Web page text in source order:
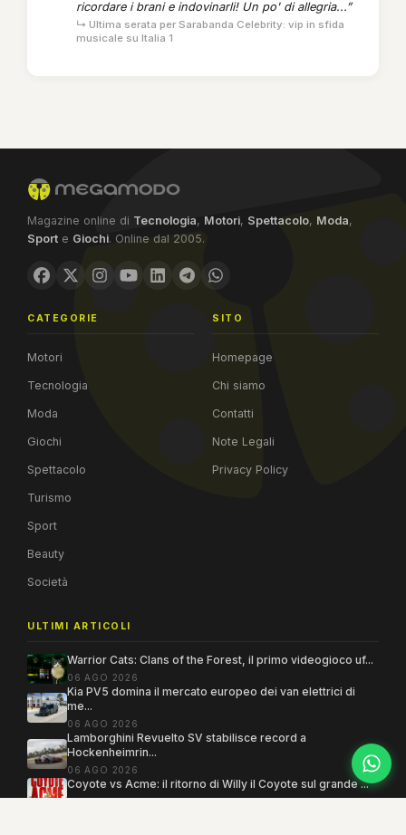
ricordare i brani e indovinarli! Un po' di allegria...”
↳ Ultima serata per Sarabanda Celebrity: vip in sfida
musicale su Italia 1
Magazine online di Tecnologia, Motori, Spettacolo, Moda,
Sport e Giochi. Online dal 2005.
CATEGORIE
Motori
Tecnologia
Moda
Giochi
Spettacolo
Turismo
Sport
Beauty
Società
SITO
Homepage
Chi siamo
Contatti
Note Legali
Privacy Policy
ULTIMI ARTICOLI
Warrior Cats: Clans of the Forest, il primo videogioco uf...
06 AGO 2026
Kia PV5 domina il mercato europeo dei van elettrici di
me...
06 AGO 2026
Lamborghini Revuelto SV stabilisce record a
Hockenheimrin...
06 AGO 2026
Coyote vs Acme: il ritorno di Willy il Coyote sul grande ...
06 AGO 2026